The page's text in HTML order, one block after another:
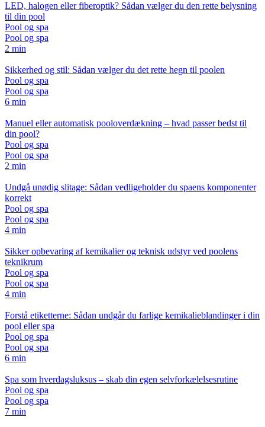
LED, halogen eller fiberoptik? Sådan vælger du den rette belysning
til din pool
Pool og spa
Pool og spa
2 min
Sikkerhed og stil: Sådan vælger du det rette hegn til poolen
Pool og spa
Pool og spa
6 min
Manuel eller automatisk pooloverdækning – hvad passer bedst til
din pool?
Pool og spa
Pool og spa
2 min
Undgå unødig slitage: Sådan vedligeholder du spaens komponenter
korrekt
Pool og spa
Pool og spa
4 min
Sikker opbevaring af kemikalier og teknisk udstyr ved poolens
teknikrum
Pool og spa
Pool og spa
4 min
Forstå etiketterne: Sådan undgår du farlige kemikalieblandinger i din
pool eller spa
Pool og spa
Pool og spa
6 min
Spa som hverdagsluksus – skab din egen selvforkælelsesrutine
Pool og spa
Pool og spa
7 min